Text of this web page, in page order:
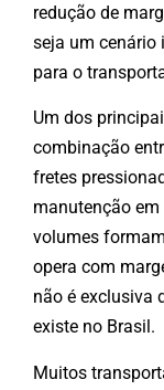
redução de
seja um cenário
para o
Um dos
combinação
fretes
manutenção
volumes
opera com
não é exclusiva
existe no Brasil.
Muitos